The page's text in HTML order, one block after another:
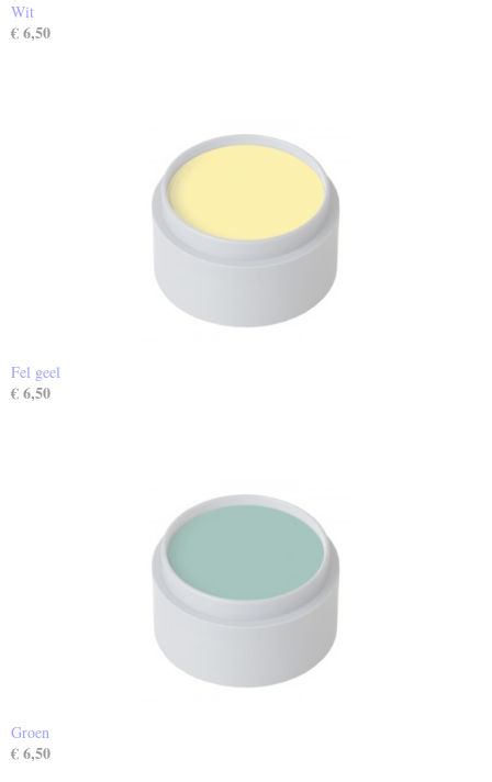
Wit
€ 6,50
Fel geel
€ 6,50
Groen
€ 6,50